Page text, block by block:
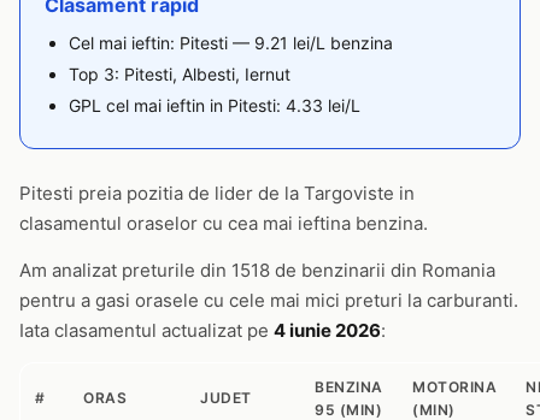
Clasament rapid
Cel mai ieftin: Pitesti — 9.21 lei/L benzina
Top 3: Pitesti, Albesti, Iernut
GPL cel mai ieftin in Pitesti: 4.33 lei/L
Pitesti preia pozitia de lider de la Targoviste in
clasamentul oraselor cu cea mai ieftina benzina.
Am analizat preturile din 1518 de benzinarii din Romania
pentru a gasi orasele cu cele mai mici preturi la carburanti.
Iata clasamentul actualizat pe 4 iunie 2026:
# ORAS JUDET
BENZINA
95 (MIN)
MOTORINA
(MIN)